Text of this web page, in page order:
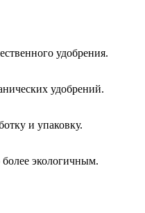
удобрения.
удобрений.
и упаковку.
экологичным.